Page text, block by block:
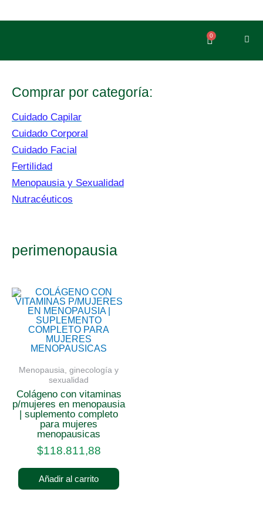
contenido
0
Carrito
Comprar por categoría:
Cuidado Capilar
Cuidado Corporal
Cuidado Facial
Fertilidad
Menopausia y Sexualidad
Nutracéuticos
perimenopausia
Menopausia, ginecología y
sexualidad
colágeno con vitaminas
p/mujeres en menopausia
| suplemento completo
para mujeres
menopausicas
$118.811,88
Añadir al carrito